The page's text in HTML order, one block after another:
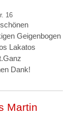
16
Geigenbogen
Lakatos
Dank!
Martin